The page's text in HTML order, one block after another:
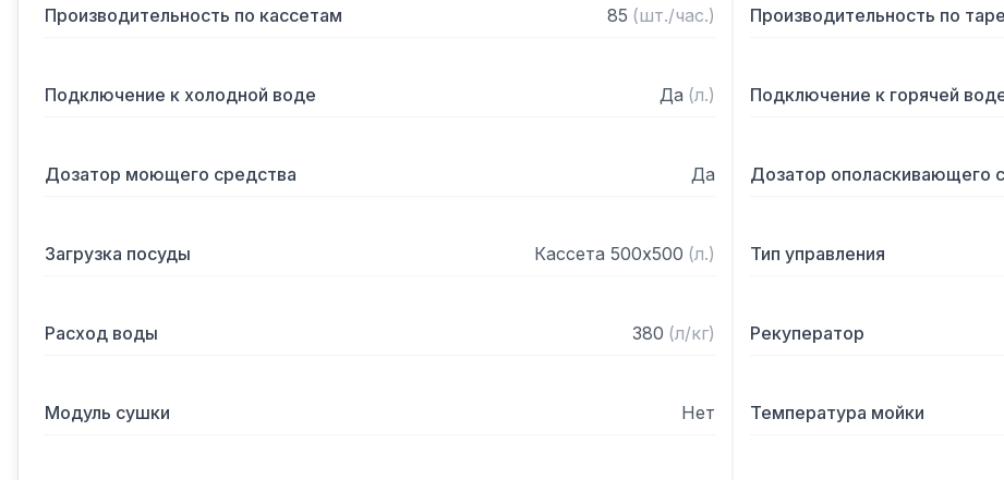
месяца.
СПМП-7-4 и СПМР-6-2.
— Номинальная
— Температура мойки, С, не
— Температура
— Производительность
— Габаритные размеры, мм
Производительность по кассетам 85 (шт./час.) Производительность по
Подключение к холодной воде Да (л.) Подключение к горячей
Дозатор моющего средства Да Дозатор ополаскивающего
Загрузка посуды Кассета 500х500 (л.) Тип управления
Расход воды 380 (л/кг) Рекуператор
Модуль сушки Нет Температура мойки